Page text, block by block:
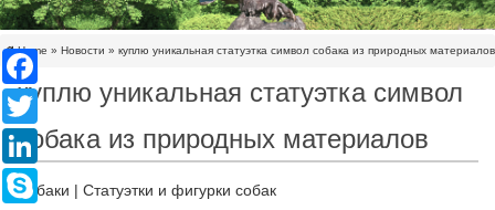
Home » Новости » куплю уникальная статуэтка символ собака из природных материалов
куплю уникальная статуэтка символ
собака из природных материалов
Собаки | Статуэтки и фигурки собак
Facebook
Twitter
LinkedIn